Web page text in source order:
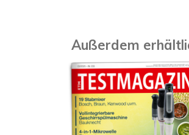
Außerdem